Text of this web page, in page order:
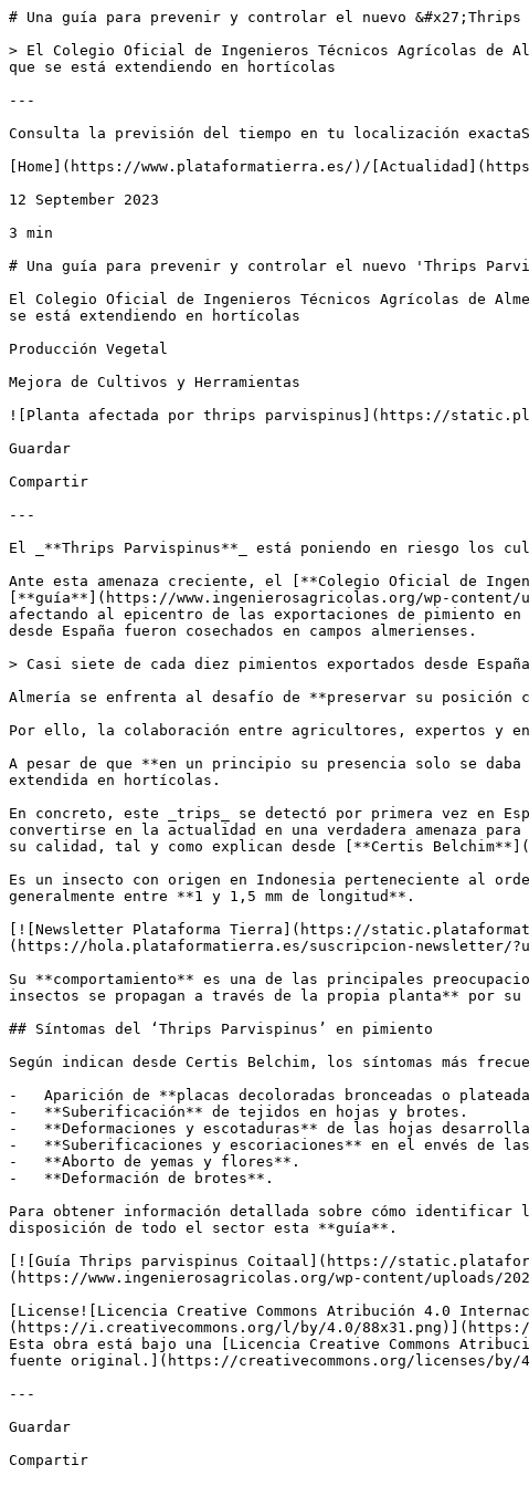
# Una guía para prevenir y controlar el nuevo &#x27;Thrips
> El Colegio Oficial de Ingenieros Técnicos Agrícolas de
que se está extendiendo en hortícolas
---
Consulta la previsión del tiempo en tu localización
[Home](https://www.plataformatierra.es/)/
12 September 2023
3 min
# Una guía para prevenir y controlar el nuevo 'Thrips
El Colegio Oficial de Ingenieros Técnicos Agrícolas de
se está extendiendo en hortícolas
Producción Vegetal
Mejora de Cultivos y Herramientas
![Planta afectada por thrips parvispinus](https://
Guardar
Compartir
---
El _**Thrips Parvispinus**_ está poniendo en riesgo los
Ante esta amenaza creciente, el [**Colegio Oficial de
[**guía**](https://www.ingenierosagricolas.org/wp-
afectando al epicentro de las exportaciones de pimiento
desde España fueron cosechados en campos almerienses.
> Casi siete de cada diez pimientos exportados desde
Almería se enfrenta al desafío de **preservar su posición
Por ello, la colaboración entre agricultores, expertos y
A pesar de que **en un principio su presencia solo se
extendida en hortícolas.
En concreto, este _trips_ se detectó por primera vez en
convertirse en la actualidad en una verdadera amenaza
su calidad, tal y como explican desde [**Certis
Es un insecto con origen en Indonesia perteneciente al
generalmente entre **1 y 1,5 mm de longitud**.
[![Newsletter Plataforma Tierra](https://
(https://hola.plataformatierra.es/suscripcion-newsletter/
Su **comportamiento** es una de las principales
insectos se propagan a través de la propia planta** por su
## Síntomas del ‘Thrips Parvispinus’ en pimiento
Según indican desde Certis Belchim, los síntomas más
-   Aparición de **placas decoloradas bronceadas o
-   **Suberificación** de tejidos en hojas y brotes.
-   **Deformaciones y escotaduras** de las hojas
-   **Suberificaciones y escoriaciones** en el envés de
-   **Aborto de yemas y flores**.
-   **Deformación de brotes**.
Para obtener información detallada sobre cómo identificar
disposición de todo el sector esta **guía**.
[![Guía Thrips parvispinus Coitaal](https://
(https://www.ingenierosagricolas.org/wp-content/uploads/
[License![Licencia Creative Commons Atribución 4.0
(https://i.creativecommons.org/l/by/4.0/
Esta obra está bajo una [Licencia Creative Commons
fuente original.](https://creativecommons.org/licenses/by/
---
Guardar
Compartir